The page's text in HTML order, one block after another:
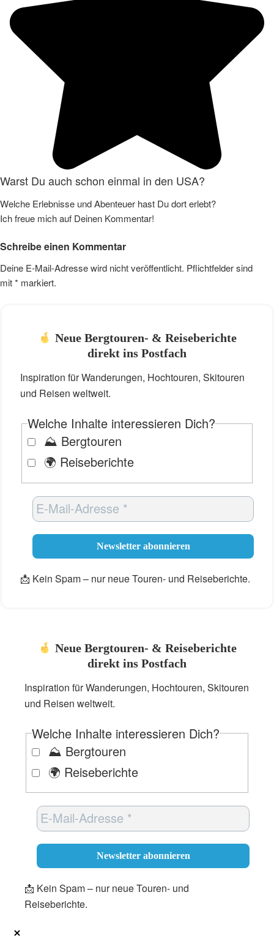
Warst Du auch schon einmal in den USA?
Welche Erlebnisse und Abenteuer hast Du dort erlebt?
Ich freue mich auf Deinen Kommentar!
Schreibe einen Kommentar
Deine E-Mail-Adresse wird nicht veröffentlicht. Pflichtfelder sind
mit* markiert.
Neue Bergtouren- & Reiseberichte
direkt ins Postfach
Inspiration für Wanderungen, Hochtouren, Skitouren
und Reisen weltweit.
Welche Inhalte interessieren Dich?
⛰️ Bergtouren
🌍 Reiseberichte
📩 Kein Spam – nur neue Touren- und Reiseberichte.
Neue Bergtouren- & Reiseberichte
direkt ins Postfach
Inspiration für Wanderungen, Hochtouren, Skitouren
und Reisen weltweit.
Welche Inhalte interessieren Dich?
⛰️ Bergtouren
🌍 Reiseberichte
📩 Kein Spam – nur neue Touren- und
Reiseberichte.